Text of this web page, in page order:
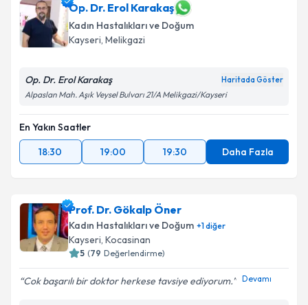
Op. Dr. Erol Karakaş
Kadın Hastalıkları ve Doğum
Kayseri, Melikgazi
Op. Dr. Erol Karakaş Haritada Göster
Alpaslan Mah. Aşık Veysel Bulvarı 21/A Melikgazi/Kayseri
En Yakın Saatler
18:30
19:00 19:30 Daha Fazla
Prof. Dr. Gökalp Öner
Kadın Hastalıkları ve Doğum +1diğer
Kayseri, Kocasinan
5 (79 Değerlendirme)
Cok başarılı bir doktor herkese tavsiye ediyorum. Devamı